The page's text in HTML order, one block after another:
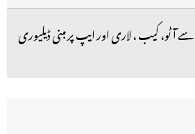
سے آٹو، کیب ، لاری اور ایپ پر مبنی ڈیلیوری